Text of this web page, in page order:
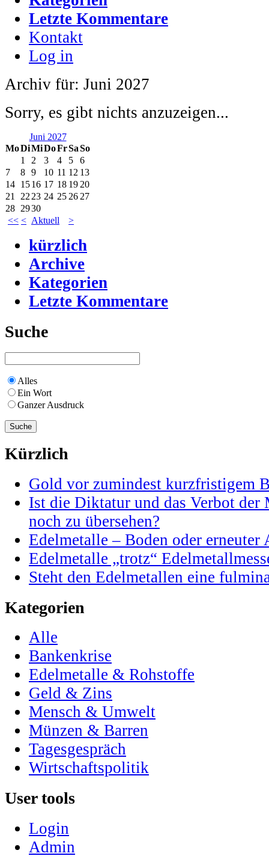
Letzte Kommentare
Kontakt
Log in
Archiv für: Juni 2027
Sorry, es gibt nichts anzuzeigen...
Juni 2027
MoDiMiDoFrSaSo
<< < Aktuell >
1 2 3 4 5
6
7
8 9 10 11 12 13
14 1516 17 18 19 20
21
22 23 24 25 26 27
28 2930
kürzlich
Archive
Kategorien
Letzte Kommentare
Suche
Alles
Ein Wort
Ganzer Ausdruck
Kürzlich
Gold vor zumindest kurzfristigem
Ist die Diktatur und das Verbot
noch zu übersehen?
Edelmetalle – Boden oder erneuter
Edelmetalle „trotz“
Steht den Edelmetallen eine
Kategorien
Alle
Bankenkrise
Edelmetalle & Rohstoffe
Geld & Zins
Mensch & Umwelt
Münzen & Barren
Tagesgespräch
Wirtschaftspolitik
User tools
Login
Admin